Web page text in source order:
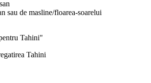
sau de masline/floarea-soarelui
Tahini